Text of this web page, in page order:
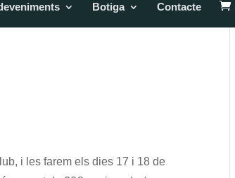
Botiga Contacte
i les farem els dies 17 i 18 de